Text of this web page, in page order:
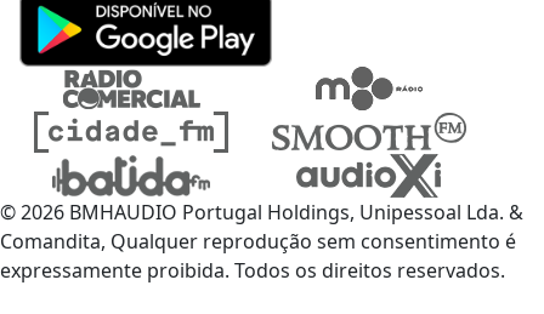
© 2026 BMHAUDIO Portugal Holdings, Unipessoal Lda. &
Comandita, Qualquer reprodução sem consentimento é
expressamente proibida. Todos os direitos reservados.